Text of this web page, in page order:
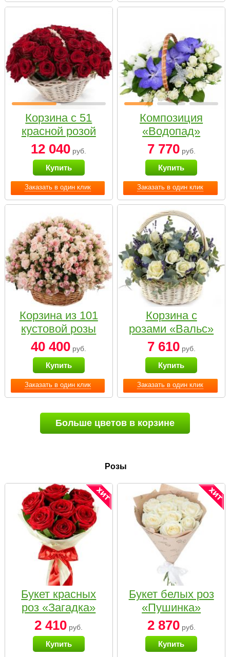
Заказать в один клик
Корзина с 51
красной розой
12 040 руб.
Купить
Заказать в один клик
Композиция
«Водопад»
7 770руб.
Купить
Заказать в один клик
Корзина из 101
кустовой розы
нежных тонов
40 400 руб.
Купить
Заказать в один клик
Корзина с
розами «Вальс»
7 610руб.
Купить
Больше цветов в корзине
Розы
Букет красных
роз «Загадка»
2 410 руб.
Купить
Букет белых роз
«Пушинка»
2 870руб.
Купить